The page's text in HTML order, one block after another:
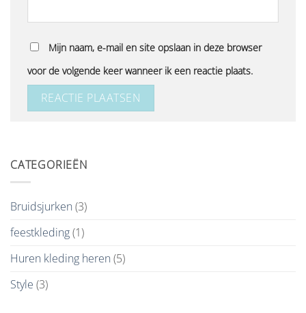
Mijn naam, e-mail en site opslaan in deze browser
voor de volgende keer wanneer ik een reactie plaats.
CATEGORIEËN
Bruidsjurken (3)
feestkleding(1)
Huren kleding heren (5)
Style (3)